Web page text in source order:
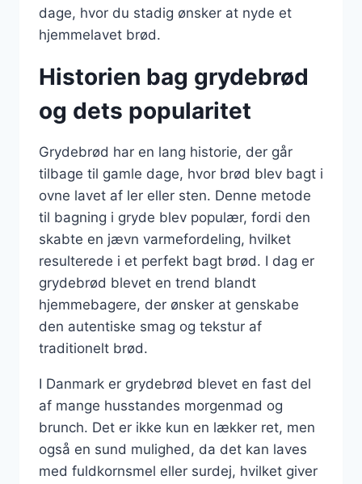
dage, hvor du stadig ønsker at nyde et
hjemmelavet brød.
Historien bag grydebrød
og dets popularitet
Grydebrød har en lang historie, der går
tilbage til gamle dage, hvor brød blev bagt i
ovne lavet af ler eller sten. Denne metode
til bagning i gryde blev populær, fordi den
skabte en jævn varmefordeling, hvilket
resulterede i et perfekt bagt brød. I dag er
grydebrød blevet en trend blandt
hjemmebagere, der ønsker at genskabe
den autentiske smag og tekstur af
traditionelt brød.
I Danmark er grydebrød blevet en fast del
af mange husstandes morgenmad og
brunch. Det er ikke kun en lækker ret, men
også en sund mulighed, da det kan laves
med fuldkornsmel eller surdej, hvilket giver